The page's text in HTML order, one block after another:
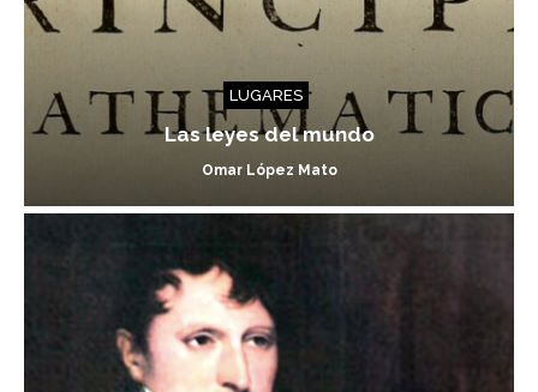
LUGARES
Las leyes del mundo
Omar López Mato